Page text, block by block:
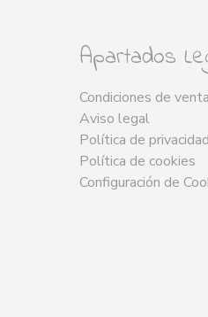
Apartados
Condiciones de venta
Aviso legal
Política de privacidad
Política de cookies
Configuración de